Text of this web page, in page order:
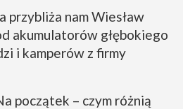
przybliża nam Wiesław
akumulatorów głębokiego
i kamperów z firmy
początek – czym różnią